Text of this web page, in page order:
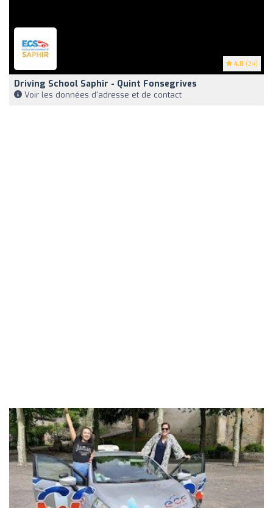
4.8 (24)
Driving School Saphir - Quint Fonsegrives
Voir les données d'adresse et de contact